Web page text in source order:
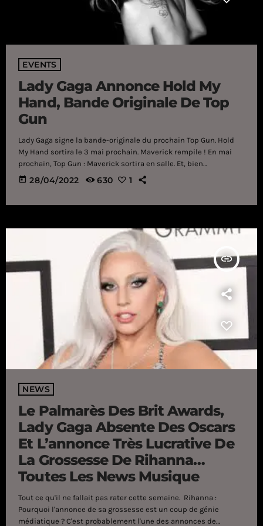
EVENTS
Lady Gaga Annonce Hold My
Hand, Bande Originale De Top
Gun
Lady Gaga signe la bande-originale du prochain Top Gun. Hold
My Hand sortira le 3 mai prochain. Maverick rempile ! En mai
prochain, Top Gun : Maverick sortira en salle. Et, bien
évidemment, pour un film de cette envergure, il fallait une
bande-originale phénoménale. Ainsi, 35 ans après le succès
today 28/04/2022 630 1
insert_link
NEWS
Le Palmarès Des Brit Awards,
Lady Gaga Absente Des Oscars
Et L’annonce Très Lucrative De
La Grossesse De Rihanna…
Toutes Les News Musique
Tout ce qu'il ne fallait pas rater cette semaine. Rihanna :
Pourquoi l'annonce de sa grossesse est un coup de génie
médiatique ? C'est probablement l'une des annonces de